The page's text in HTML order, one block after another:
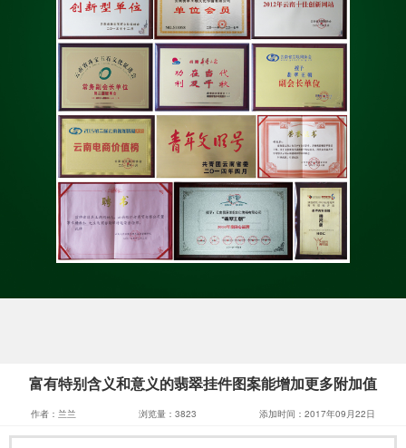
富有特别含义和意义的翡翠挂件图案能增加更多附加值
作者：兰兰 浏览量：3823 添加时间：2017年09月22日